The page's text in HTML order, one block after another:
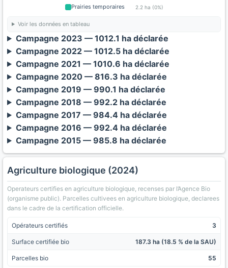
Prairies temporaires 2.2 ha (0%)
Voir les données en tableau
Campagne 2023 — 1012.1 ha déclarée
Campagne 2022 — 1012.5 ha déclarée
Campagne 2021 — 1010.6 ha déclarée
Campagne 2020 — 816.3 ha déclarée
Campagne 2019 — 990.1 ha déclarée
Campagne 2018 — 992.2 ha déclarée
Campagne 2017 — 984.4 ha déclarée
Campagne 2016 — 992.4 ha déclarée
Campagne 2015 — 985.8 ha déclarée
Agriculture biologique (2024)
Operateurs certifies en agriculture biologique, recenses par l’Agence Bio
(organisme public). Parcelles cultivees en agriculture biologique, declarees
dans le cadre de la certification officielle.
Opérateurs certifiés 3
Surface certifiée bio 187.3 ha (18.5 % de la SAU)
Parcelles bio 55